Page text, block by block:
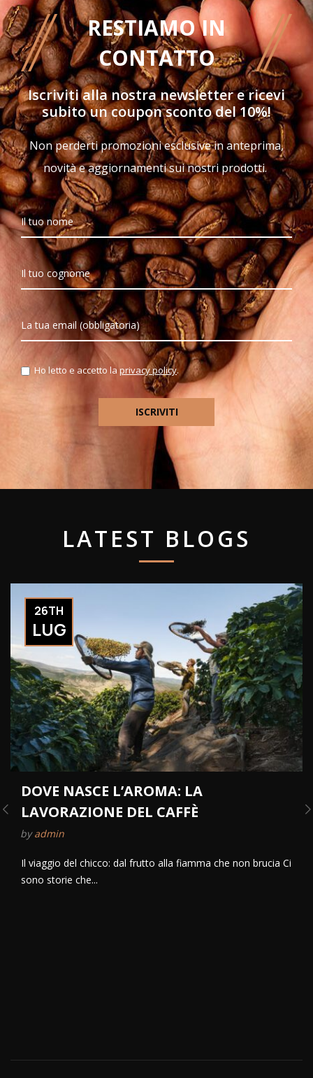
RESTIAMO IN
CONTATTO
Iscriviti alla nostra newsletter e ricevi
subito uncoupon sconto del 10%!
Non perderti promozioni esclusive in anteprima,
novità e aggiornamenti sui nostri prodotti.
Ho letto e accetto laprivacy policy.
LATEST BLOGS
26TH
LUG
DOVE NASCE L’AROMA: LA
LAVORAZIONE DEL CAFFÈ
by admin
Il viaggio del chicco: dal frutto alla fiamma che non brucia Ci
sono storie che...